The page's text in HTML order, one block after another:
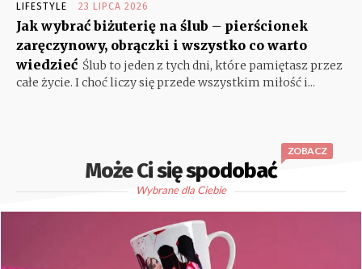
LIFESTYLE 23 LIPCA 2026
Jak wybrać biżuterię na ślub – pierścionek
zaręczynowy, obrączki i wszystko co warto
wiedzieć Ślub to jeden z tych dni, które pamiętasz przez
całe życie. I choć liczy się przede wszystkim miłość i...
Może Ci się spodobać
ZOBACZ
Wybrane dla Ciebie